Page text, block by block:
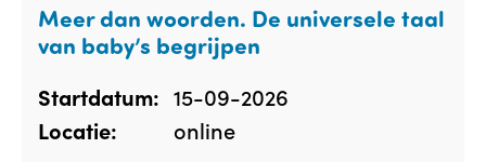
Meer dan woorden. De universele taal
van baby’s begrijpen
Startdatum: 15-09-2026
Locatie:
online